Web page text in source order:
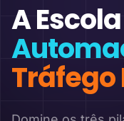
A
Tráfego